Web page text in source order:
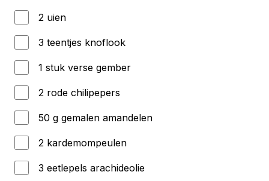
2 uien
3 teentjes knoflook
1 stuk verse gember
2 rode chilipepers
50 g gemalen amandelen
2 kardemompeulen
3 eetlepels arachideolie